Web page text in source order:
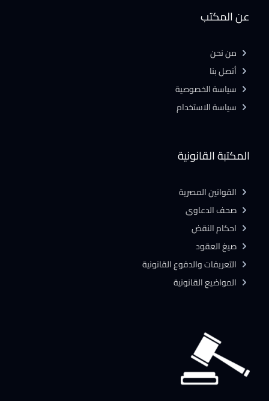
المكتبة القانونية
القوانين المصرية
صحف الدعاوى
احكام النقض
صيغ العقود
التعريفات والدفوع القانونية
المواضيع القانونية
عن المكتب
من نحن
أتصل بنا
سياسة الخصوصية
سياسة الاستخدام